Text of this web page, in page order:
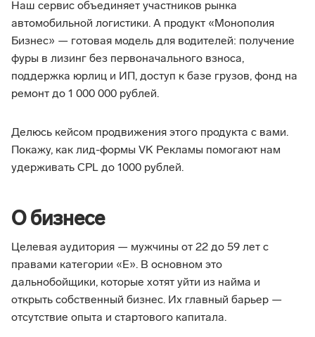
Наш сервис объединяет участников рынка
автомобильной логистики. А продукт «Монополия
Бизнес» — готовая модель для водителей: получение
фуры в лизинг без первоначального взноса,
поддержка юрлиц и ИП, доступ к базе грузов, фонд на
ремонт до 1 000 000 рублей.
Делюсь кейсом продвижения этого продукта с вами.
Покажу, как лид-формы VK Рекламы помогают нам
удерживать CPL до 1000 рублей.
О бизнесе
Целевая аудитория — мужчины от 22 до 59 лет с
правами категории «Е». В основном это
дальнобойщики, которые хотят уйти из найма и
открыть собственный бизнес. Их главный барьер —
отсутствие опыта и стартового капитала.